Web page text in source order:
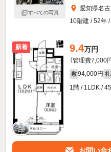
すべての写真
愛知県名
10階建 / 52年
新着 9.4万円
（管理費7,000円
敷 94,000円 礼
1階 / 1LDK /